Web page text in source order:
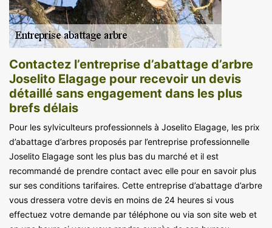
Contactez l’entreprise d’abattage d’arbre
Joselito Elagage pour recevoir un devis
détaillé sans engagement dans les plus
brefs délais
Pour les sylviculteurs professionnels à Joselito Elagage, les prix
d’abattage d’arbres proposés par l’entreprise professionnelle
Joselito Elagage sont les plus bas du marché et il est
recommandé de prendre contact avec elle pour en savoir plus
sur ses conditions tarifaires. Cette entreprise d’abattage d’arbre
vous dressera votre devis en moins de 24 heures si vous
effectuez votre demande par téléphone ou via son site web et